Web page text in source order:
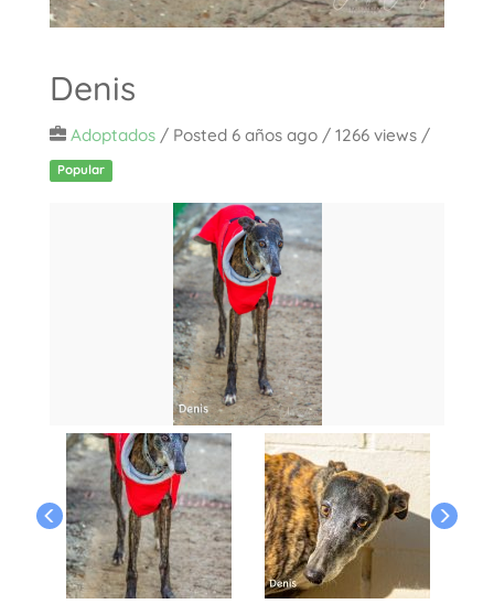
Denis
Adoptados/ Posted 6 años ago/ 1266 views /
Popular